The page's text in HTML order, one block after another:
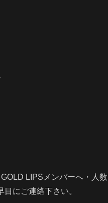
LIPSメンバーへ・人
目にご連絡下さい。